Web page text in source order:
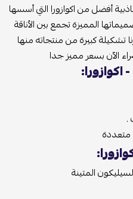
أفضل من اكوازورا التي أسسها
المميزة تجمع بين الأناقة
تشكيلة كبيرة من منتجاته منها
الآن بسعر مميز جدا
.
متعددة
المتينة